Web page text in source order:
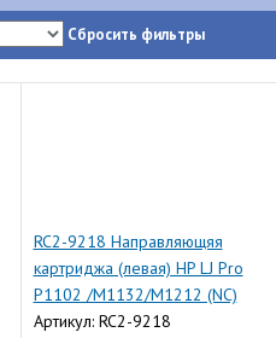
Сбросить фильтры
RC2-9218 Направляющяя
картриджа (левая) HP LJ Pro
P1102 /M1132/M1212 (NC)
Артикул: RC2-9218